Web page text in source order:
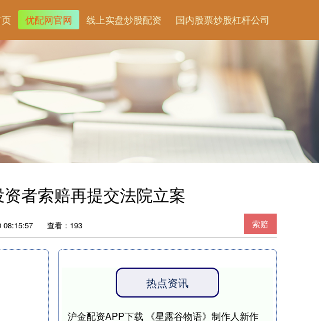
优配网官网 线上实盘炒股配资 国内股票炒股杠杆公司
者索赔再提交法院立案
索赔
08:15:57 查看：193
热点资讯
沪金配资APP下载 《星露谷物语》制作人新作